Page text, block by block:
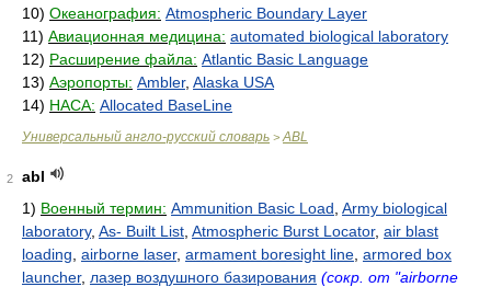
10) Океанография: Atmospheric Boundary Layer
11) Авиационная медицина: automated biological laboratory
12) Расширение файла: Atlantic Basic Language
13) Аэропорты: Ambler, Alaska USA
14) НАСА: Allocated BaseLine
Универсальный англо-русский словарь > ABL
2
abl
1) Военный термин: Ammunition Basic Load Army biological
laboratory, As- Built List Atmospheric Burst Locator, air blast
loading airborne laser, armament boresight line armored box
launcher, лазер воздушного базирования (сокр. от "airborne